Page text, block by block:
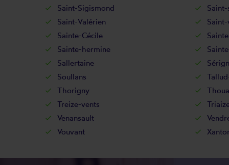
Saint-Sigismond
Saint-Valérien
Sainte-Cécile
Sainte-hermine
Sallertaine
Soullans
Thorigny
Treize-vents
Venansault
Vouvant